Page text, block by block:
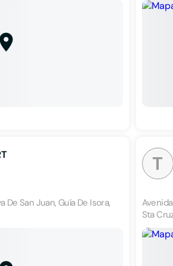
De San Juan, Guía De Isora,
T
Sta